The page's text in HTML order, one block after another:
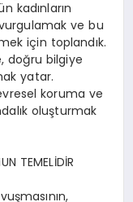
kadınların
ve bu
için toplandık.
doğru bilgiye
yatar.
koruma ve
oluşturmak
TEMELİDİR